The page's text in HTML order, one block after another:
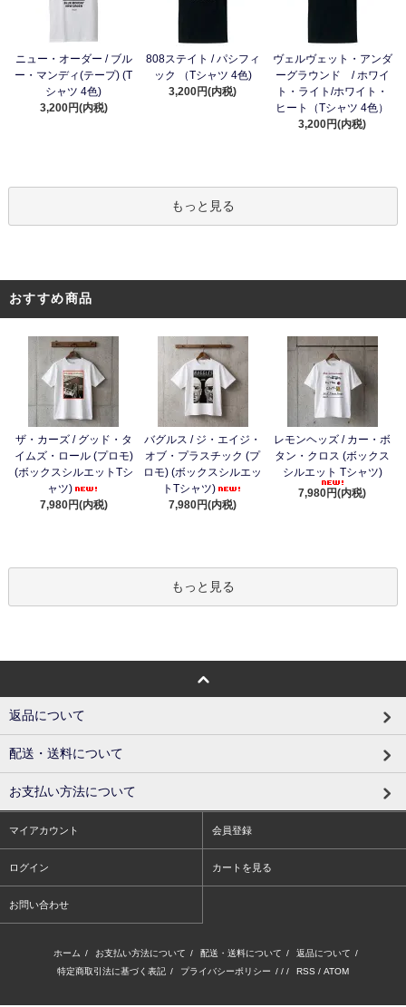
ニュー・オーダー / ブル
ー・マンディ(テープ) (T
シャツ 4色)
3,200円(内税)
808ステイト / パシフィ
ック （Tシャツ 4色)
3,200円(内税)
ヴェルヴェット・アンダ
ーグラウンド / ホワイ
ト・ライト/ホワイト・
ヒート（Tシャツ 4色）
3,200円(内税)
もっと見る
おすすめ商品
ザ・カーズ / グッド・タ
イムズ・ロール (プロモ)
(ボックスシルエットTシ
ャツ)
7,980円(内税)
バグルス / ジ・エイジ・
オブ・プラスチック (プ
ロモ) (ボックスシルエッ
トTシャツ)
7,980円(内税)
レモンヘッズ / カー・ボ
タン・クロス (ボックス
シルエット Tシャツ)
7,980円(内税)
もっと見る
返品について
配送・送料について
お支払い方法について
マイアカウント 会員登録
ログイン カートを見る
お問い合わせ
ホーム / お支払い方法について / 配送・送料について / 返品について /
特定商取引法に基づく表記 / プライバシーポリシー / / / RSS / ATOM